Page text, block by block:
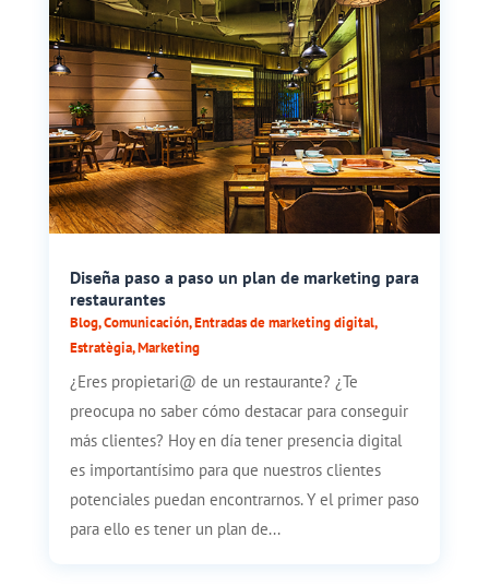
Diseña paso a paso un plan de marketing para
restaurantes
Blog,Comunicación,Entradas de marketing digital,
Estratègia,Marketing
¿Eres propietari@ de un restaurante? ¿Te
preocupa no saber cómo destacar para conseguir
más clientes? Hoy en día tener presencia digital
es importantísimo para que nuestros clientes
potenciales puedan encontrarnos. Y el primer paso
para ello es tener un plan de...